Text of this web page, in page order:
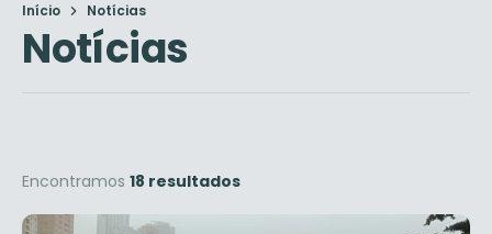
Início Notícias
Notícias
Encontramos 18 resultados